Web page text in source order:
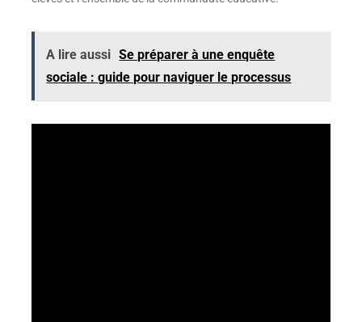
A lire aussi Se préparer à une enquête
sociale : guide pour naviguer le processus